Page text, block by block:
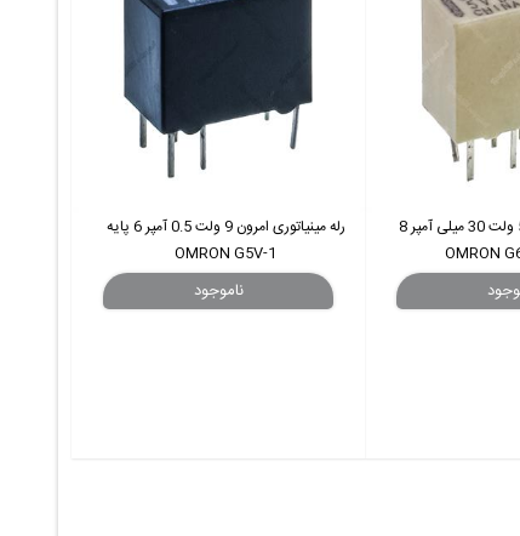
رله مینیاتوری امرون 5 ولت 30 میلی آمپر 8
رله مینیاتوری امرون 9 ولت 0.5 آمپر 6 پایه
OMRON G5V-1